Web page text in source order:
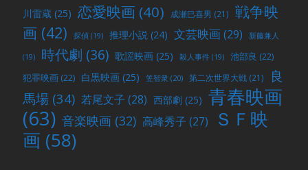
川雷蔵 (25) 恋愛映画 (40) 成瀬巳喜男 (21)
戦争映
画 (42) 探偵 (19) 推理小説 (24) 文芸映画(29) 新藤兼人
(19) 時代劇 (36) 歌謡映画 (25) 殺人事件 (19) 池部良 (22)
犯罪映画 (22) 白黒映画 (25) 笠智衆 (20) 第二次世界大戦 (21)
良
馬場 (34) 若尾文子 (28) 西部劇 (25) 青春映画
(63) 音楽映画 (32) 高峰秀子 (27)
ＳＦ映
画 (58)